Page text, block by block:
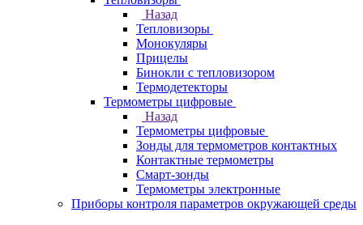
Назад
Тепловизоры
Монокуляры
Прицелы
Бинокли с тепловизором
Термодетекторы
Термометры цифровые
Назад
Термометры цифровые
Зонды для термометров контактных
Контактные термометры
Смарт-зонды
Термометры электронные
Приборы контроля параметров окружающей среды